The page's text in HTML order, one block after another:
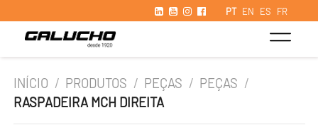
PT EN ES FR
INÍCIO / PRODUTOS / PEÇAS / PEÇAS /
RASPADEIRA MCH DIREITA